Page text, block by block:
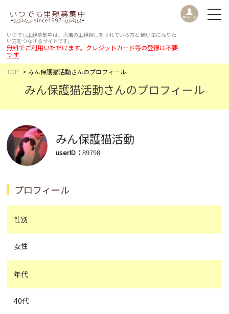
いつでも里親募集中は、犬猫の里親探しをされている方と 飼い主になりた
い方をつなげるサイトです。
無料でご利用いただけます。クレジットカード等の登録は不要
です
TOP
みん保護猫活動さんのプロフィール
みん保護猫活動さんのプロフィール
みん保護猫活動
userID：89798
プロフィール
性別
女性
年代
40代